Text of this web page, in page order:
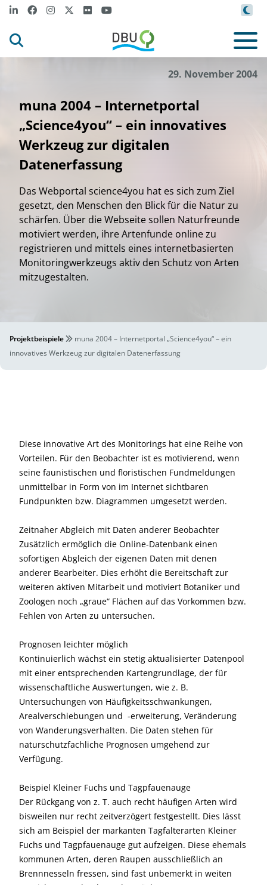
29. November 2004
muna 2004 – Internetportal
„Science4you“ – ein innovatives
Werkzeug zur digitalen
Datenerfassung
Das Webportal science4you hat es sich zum Ziel
gesetzt, den Menschen den Blick für die Natur zu
schärfen. Über die Webseite sollen Naturfreunde
motiviert werden, ihre Artenfunde online zu
registrieren und mittels eines internetbasierten
Monitoringwerkzeugs aktiv den Schutz von Arten
mitzugestalten.
Projektbeispiele
muna 2004 – Internetportal „Science4you“ – ein
innovatives Werkzeug zur digitalen Datenerfassung
Diese innovative Art des Monitorings hat eine Reihe von
Vorteilen. Für den Beobachter ist es motivierend, wenn
seine faunistischen und floristischen Fundmeldungen
unmittelbar in Form von im Internet sichtbaren
Fundpunkten bzw. Diagrammen umgesetzt werden.
Zeitnaher Abgleich mit Daten anderer Beobachter
Zusätzlich ermöglich die Online-Datenbank einen
sofortigen Abgleich der eigenen Daten mit denen
anderer Bearbeiter. Dies erhöht die Bereitschaft zur
weiteren aktiven Mitarbeit und motiviert Botaniker und
Zoologen noch „graue“ Flächen auf das Vorkommen bzw.
Fehlen von Arten zu untersuchen.
Prognosen leichter möglich
Kontinuierlich wächst ein stetig aktualisierter Datenpool
mit einer entsprechenden Kartengrundlage, der für
wissenschaftliche Auswertungen, wie z. B.
Untersuchungen von Häufigkeitsschwankungen,
Arealverschiebungen und -erweiterung, Veränderung
von Wanderungsverhalten. Die Daten stehen für
naturschutzfachliche Prognosen umgehend zur
Verfügung.
Beispiel Kleiner Fuchs und Tagpfauenauge
Der Rückgang von z. T. auch recht häufigen Arten wird
bisweilen nur recht zeitverzögert festgestellt. Dies lässt
sich am Beispiel der markanten Tagfalterarten Kleiner
Fuchs und Tagpfauenauge gut aufzeigen. Diese ehemals
kommunen Arten, deren Raupen ausschließlich an
Brennnesseln fressen, sind fast unbemerkt in weiten